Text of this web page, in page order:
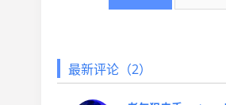
最新评论（2）